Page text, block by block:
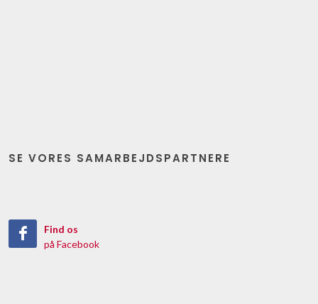
SE VORES SAMARBEJDSPARTNERE
Find os
på Facebook